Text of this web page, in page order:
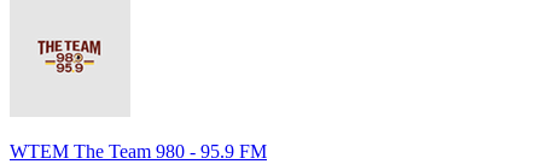
WTEM The Team 980 - 95.9 FM